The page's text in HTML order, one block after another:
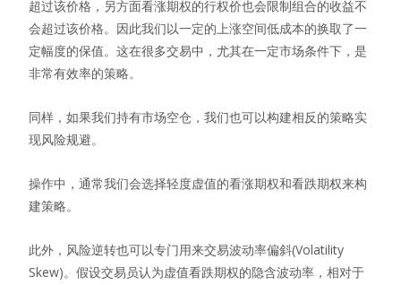
超过该价格，另方面看涨期权的行权价也会限制组合的收益不
会超过该价格。因此我们以一定的上涨空间低成本的换取了一
定幅度的保值。这在很多交易中，尤其在一定市场条件下，是
非常有效率的策略。
同样，如果我们持有市场空仓，我们也可以构建相反的策略实
现风险规避。
操作中，通常我们会选择轻度虚值的看涨期权和看跌期权来构
建策略。
此外，风险逆转也可以专门用来交易波动率偏斜(Volatility
Skew)。假设交易员认为虚值看跌期权的隐含波动率，相对于